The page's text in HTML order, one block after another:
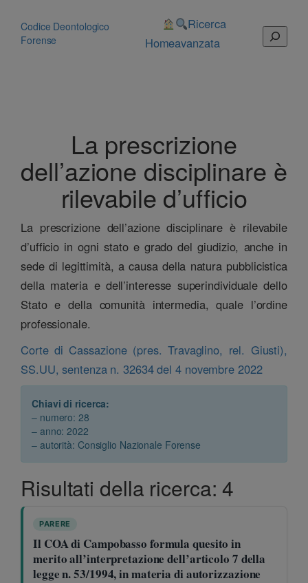
contenuto
Codice Deontologico
Forense
Home
Ricerca
avanzata
Cerca
La prescrizione
dell’azione disciplinare è
rilevabile d’ufficio
La prescrizione dell’azione disciplinare è rilevabile
d’ufficio in ogni stato e grado del giudizio, anche in
sede di legittimità, a causa della natura pubblicistica
della materia e dell’interesse superindividuale dello
Stato e della comunità intermedia, quale l’ordine
professionale.
Corte di Cassazione (pres. Travaglino, rel. Giusti),
SS.UU, sentenza n. 32634 del 4 novembre 2022
Chiavi di ricerca:
– numero: 28
– anno: 2022
– autorità: Consiglio Nazionale Forense
Risultati della ricerca: 4
PARERE
Il COA di Campobasso formula quesito in
merito all’interpretazione dell’articolo 7 della
legge n. 53/1994, in materia di autorizzazione